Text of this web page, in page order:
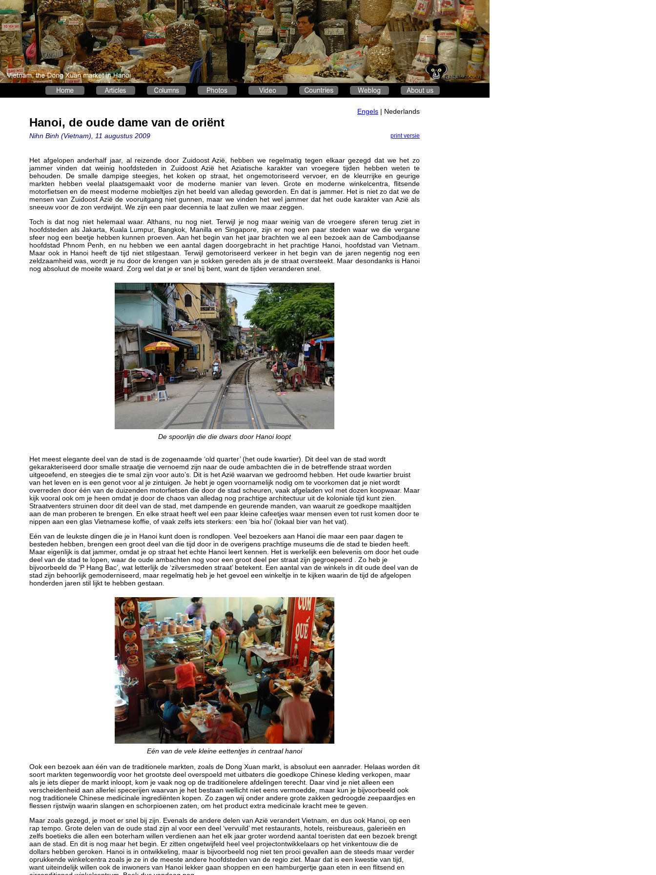
Engels | Nederlands
Hanoi, de oude dame van de oriënt
Nihn Binh (Vietnam), 11 augustus 2009 print versie
Het afgelopen anderhalf jaar, al reizende door Zuidoost Azië, hebben we regelmatig tegen elkaar gezegd dat we het zo
jammer vinden dat weinig hoofdsteden in Zuidoost Azië het Aziatische karakter van vroegere tijden hebben weten te
behouden. De smalle dampige steegjes, het koken op straat, het ongemotoriseerd vervoer, en de kleurrijke en geurige
markten hebben veelal plaatsgemaakt voor de moderne manier van leven. Grote en moderne winkelcentra, flitsende
motorfietsen en de meest moderne mobieltjes zijn het beeld van alledag geworden. En dat is jammer. Het is niet zo dat we de
mensen van Zuidoost Azië de vooruitgang niet gunnen, maar we vinden het wel jammer dat het oude karakter van Azië als
sneeuw voor de zon verdwijnt. We zijn een paar decennia te laat zullen we maar zeggen.
Toch is dat nog niet helemaal waar. Althans, nu nog niet. Terwijl je nog maar weinig van de vroegere sferen terug ziet in
hoofdsteden als Jakarta, Kuala Lumpur, Bangkok, Manilla en Singapore, zijn er nog een paar steden waar we die vergane
sfeer nog een beetje hebben kunnen proeven. Aan het begin van het jaar brachten we al een bezoek aan de Cambodjaanse
hoofdstad Phnom Penh, en nu hebben we een aantal dagen doorgebracht in het prachtige Hanoi, hoofdstad van Vietnam.
Maar ook in Hanoi heeft de tijd niet stilgestaan. Terwijl gemotoriseerd verkeer in het begin van de jaren negentig nog een
zeldzaamheid was, wordt je nu door de krengen van je sokken gereden als je de straat oversteekt. Maar desondanks is Hanoi
nog absoluut de moeite waard. Zorg wel dat je er snel bij bent, want de tijden veranderen snel.
De spoorlijn die die dwars door Hanoi loopt
Het meest elegante deel van de stad is de zogenaamde ‘old quarter’ (het oude kwartier). Dit deel van de stad wordt
gekarakteriseerd door smalle straatje die vernoemd zijn naar de oude ambachten die in de betreffende straat worden
uitgeoefend, en steegjes die te smal zijn voor auto’s. Dit is het Azië waarvan we gedroomd hebben. Het oude kwartier bruist
van het leven en is een genot voor al je zintuigen. Je hebt je ogen voornamelijk nodig om te voorkomen dat je niet wordt
overreden door één van de duizenden motorfietsen die door de stad scheuren, vaak afgeladen vol met dozen koopwaar. Maar
kijk vooral ook om je heen omdat je door de chaos van alledag nog prachtige architectuur uit de koloniale tijd kunt zien.
Straatventers struinen door dit deel van de stad, met dampende en geurende manden, van waaruit ze goedkope maaltijden
aan de man proberen te brengen. En elke straat heeft wel een paar kleine cafeetjes waar mensen even tot rust komen door te
nippen aan een glas Vietnamese koffie, of vaak zelfs iets sterkers: een ‘bia hoi’ (lokaal bier van het vat).
Eén van de leukste dingen die je in Hanoi kunt doen is rondlopen. Veel bezoekers aan Hanoi die maar een paar dagen te
besteden hebben, brengen een groot deel van die tijd door in de overigens prachtige museums die de stad te bieden heeft.
Maar eigenlijk is dat jammer, omdat je op straat het echte Hanoi leert kennen. Het is werkelijk een belevenis om door het oude
deel van de stad te lopen, waar de oude ambachten nog voor een groot deel per straat zijn gegroepeerd . Zo heb je
bijvoorbeeld de ‘P Hang Bac’, wat letterlijk de ‘zilversmeden straat’ betekent. Een aantal van de winkels in dit oude deel van de
stad zijn behoorlijk gemoderniseerd, maar regelmatig heb je het gevoel een winkeltje in te kijken waarin de tijd de afgelopen
honderden jaren stil lijkt te hebben gestaan.
Eén van de vele kleine eettentjes in centraal hanoi
Ook een bezoek aan één van de traditionele markten, zoals de Dong Xuan markt, is absoluut een aanrader. Helaas worden dit
soort markten tegenwoordig voor het grootste deel overspoeld met uitbaters die goedkope Chinese kleding verkopen, maar
als je iets dieper de markt inloopt, kom je vaak nog op de traditionelere afdelingen terecht. Daar vind je niet alleen een
verscheidenheid aan allerlei specerijen waarvan je het bestaan wellicht niet eens vermoedde, maar kun je bijvoorbeeld ook
nog traditionele Chinese medicinale ingrediënten kopen. Zo zagen wij onder andere grote zakken gedroogde zeepaardjes en
flessen rijstwijn waarin slangen en schorpioenen zaten, om het product extra medicinale kracht mee te geven.
Maar zoals gezegd, je moet er snel bij zijn. Evenals de andere delen van Azië verandert Vietnam, en dus ook Hanoi, op een
rap tempo. Grote delen van de oude stad zijn al voor een deel ‘vervuild’ met restaurants, hotels, reisbureaus, galerieën en
zelfs boetieks die allen een boterham willen verdienen aan het elk jaar groter wordend aantal toeristen dat een bezoek brengt
aan de stad. En dit is nog maar het begin. Er zitten ongetwijfeld heel veel projectontwikkelaars op het vinkentouw die de
dollars hebben geroken. Hanoi is in ontwikkeling, maar is bijvoorbeeld nog niet ten prooi gevallen aan de steeds maar verder
oprukkende winkelcentra zoals je ze in de meeste andere hoofdsteden van de regio ziet. Maar dat is een kwestie van tijd,
want uiteindelijk willen ook de inwoners van Hanoi lekker gaan shoppen en een hamburgertje gaan eten in een flitsend en